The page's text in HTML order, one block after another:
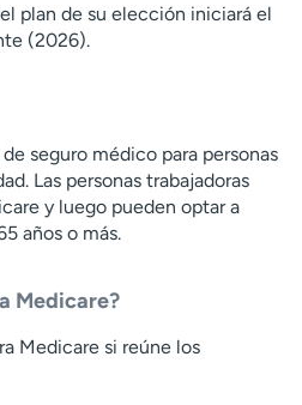
plan de su elección iniciará el
(2026).
seguro médico para personas
Las personas trabajadoras
y luego pueden optar a
años o más.
Medicare?
Medicare si reúne los